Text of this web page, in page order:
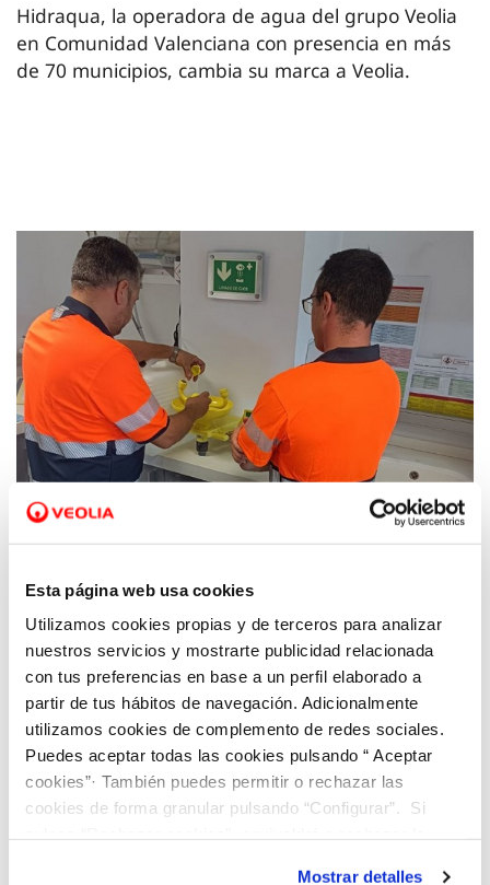
Esta página web usa cookies
Utilizamos cookies propias y de terceros para analizar
nuestros servicios y mostrarte publicidad relacionada
con tus preferencias en base a un perfil elaborado a
partir de tus hábitos de navegación. Adicionalmente
utilizamos cookies de complemento de redes sociales.
Puedes aceptar todas las cookies pulsando “ Aceptar
cookies”· También puedes permitir o rechazar las
cookies de forma granular pulsando “Configurar”. Si
Mostrar detalles
Hidraqua, la operadora de agua del grupo Veolia
en Comunidad Valenciana con presencia en más
de 70 municipios, cambia su marca a Veolia.
11 DIC 2023
a través de la Formación Profesional Dual
en la Comunitat Valenciana